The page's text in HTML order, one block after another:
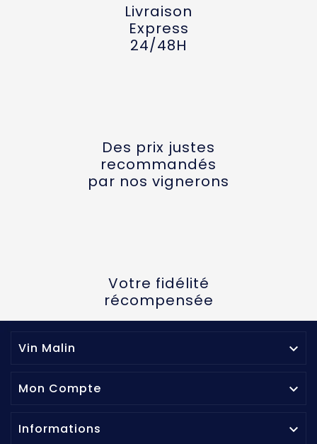
Livraison
Express
24/48H
Des prix justes
recommandés
par nos vignerons
Votre fidélité
récompensée
Vin Malin 
Mon Compte 
Informations 